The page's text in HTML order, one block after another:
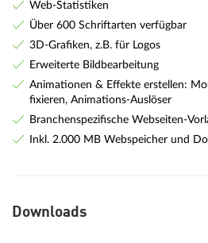
Web-Statistiken
Über 600 Schriftarten verfügbar
3D-Grafiken, z.B. für Logos
Erweiterte Bildbearbeitung
Animationen & Effekte erstellen:
fixieren, Animations-Auslöser
Branchenspezifische Webseiten-
Inkl. 2.000 MB Webspeicher und
Downloads